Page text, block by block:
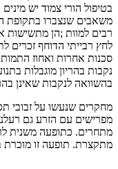
בטיפול הורי צמוד יש
משאבים שנצברו בתקופת
רבים למוות ;הן מתשישות
לחץ רבייתי הדוחף זכרים
סכנות אחרות ואחוז
נקבות בהריון מוגבלות
בהשוואה לנקבות שאינן
מחקרים שנעשו על זבובי
מפרישים עם הזרע גם
מתחרים. כתופעה משנית
מתקצרת. תופעה זו מוכרת